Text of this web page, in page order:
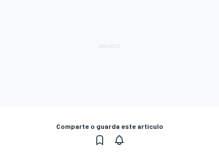
Comparte o guarda este artículo